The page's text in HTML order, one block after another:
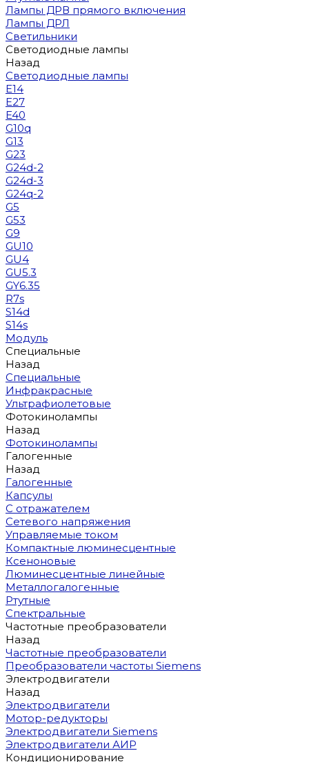
Лампы ДРВ прямого включения
Лампы ДРЛ
Светильники
Светодиодные лампы
Назад
Светодиодные лампы
E14
E27
E40
G10q
G13
G23
G24d-2
G24d-3
G24q-2
G5
G53
G9
GU10
GU4
GU5.3
GY6.35
R7s
S14d
S14s
Модуль
Специальные
Назад
Специальные
Инфракрасные
Ультрафиолетовые
Фотокинолампы
Назад
Фотокинолампы
Галогенные
Назад
Галогенные
Капсулы
С отражателем
Сетевого напряжения
Управляемые током
Компактные люминесцентные
Ксеноновые
Люминесцентные линейные
Металлогалогенные
Ртутные
Спектральные
Частотные преобразователи
Назад
Частотные преобразователи
Преобразователи частоты Siemens
Электродвигатели
Назад
Электродвигатели
Мотор-редукторы
Электродвигатели Siemens
Электродвигатели АИР
Кондиционирование